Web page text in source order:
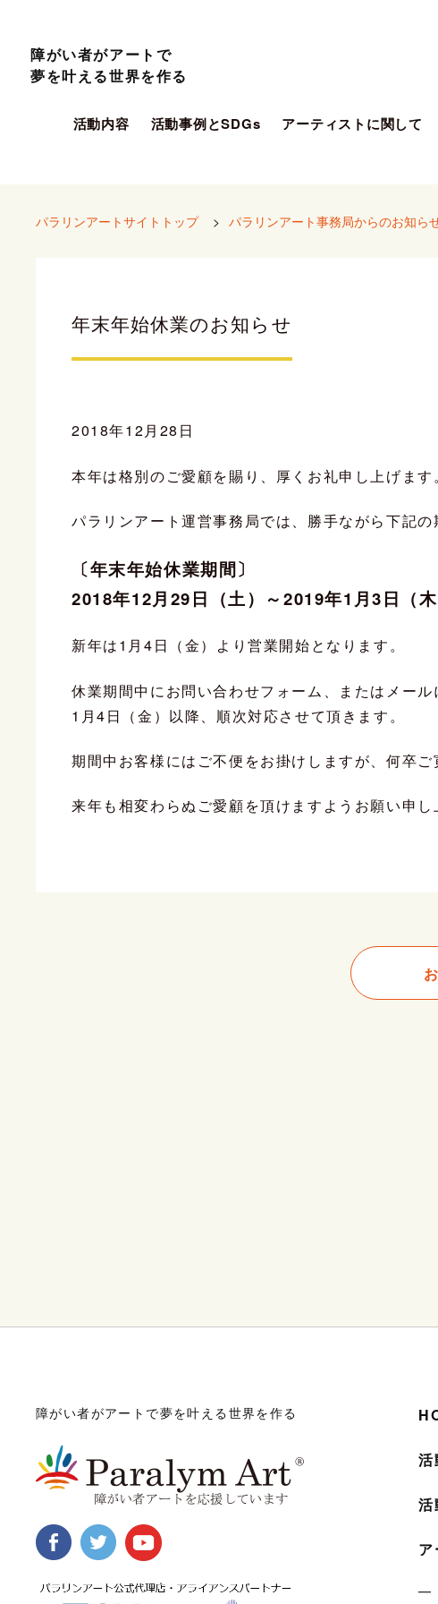
活動内容 活動事例とSDGs アーティストに関して
障がい者がアートで
夢を叶える世界を作る
パラリンアートサイトトップ > パラリンアート事務局からのお知ら
年末年始休業のお知らせ
2018年12月28日
本年は格別のご愛顧を賜り、厚くお礼申し上げます。
パラリンアート運営事務局では、勝手ながら下記
〔年末年始休業期間〕
2018年12月29日（土）～2019年1月3日（木
新年は1月4日（金）より営業開始となります。
休業期間中にお問い合わせフォーム、またはメー
1月4日（金） 以降、順次対応させて頂きます。
期間中お客様にはご不便をお掛けしますが、何卒
来年も相変わらぬご愛顧を頂けますようお願い申し
障がい者がアートで夢を叶える世界を作る
活
活
━